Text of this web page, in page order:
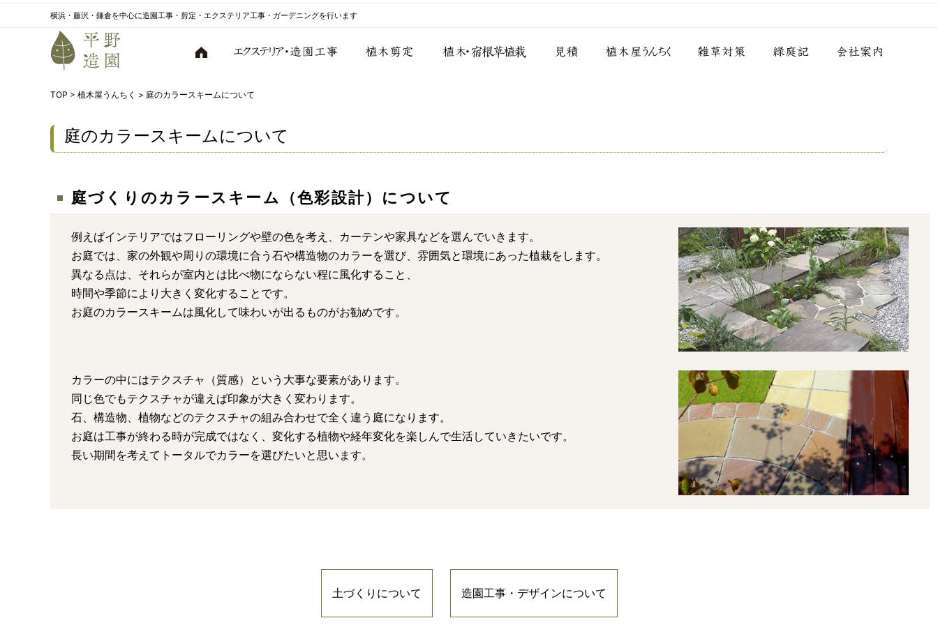
横浜・藤沢・鎌倉を中心に造園工事・剪定・エクステリア工事・ガーデニングを行います
TOP > 植木屋うんちく > 庭のカラースキームについて
庭のカラースキームについて
庭づくりのカラースキーム（色彩設計）について
例えばインテリアではフローリングや壁の色を考え、カーテンや家具などを選んでいきます。
お庭では、家の外観や周りの環境に合う石や構造物のカラーを選び、雰囲気と環境にあった植栽をします。
異なる点は、それらが室内とは比べ物にならない程に風化すること、
時間や季節により大きく変化することです。
お庭のカラースキームは風化して味わいが出るものがお勧めです。
カラーの中にはテクスチャ（質感）という大事な要素があります。
同じ色でもテクスチャが違えば印象が大きく変わります。
石、構造物、植物などのテクスチャの組み合わせで全く違う庭になります。
お庭は工事が終わる時が完成ではなく、変化する植物や経年変化を楽しんで生活していきたいです。
長い期間を考えてトータルでカラーを選びたいと思います。
土づくりについて 造園工事・デザインについて